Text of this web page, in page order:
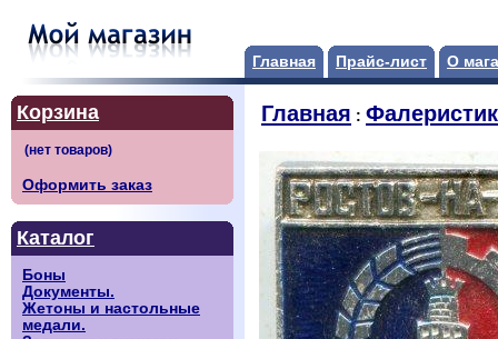
Главная Прайс-лист О
Корзина
Оформить заказ
Каталог
Боны
Документы.
Жетоны и настольные
медали.
Главная :